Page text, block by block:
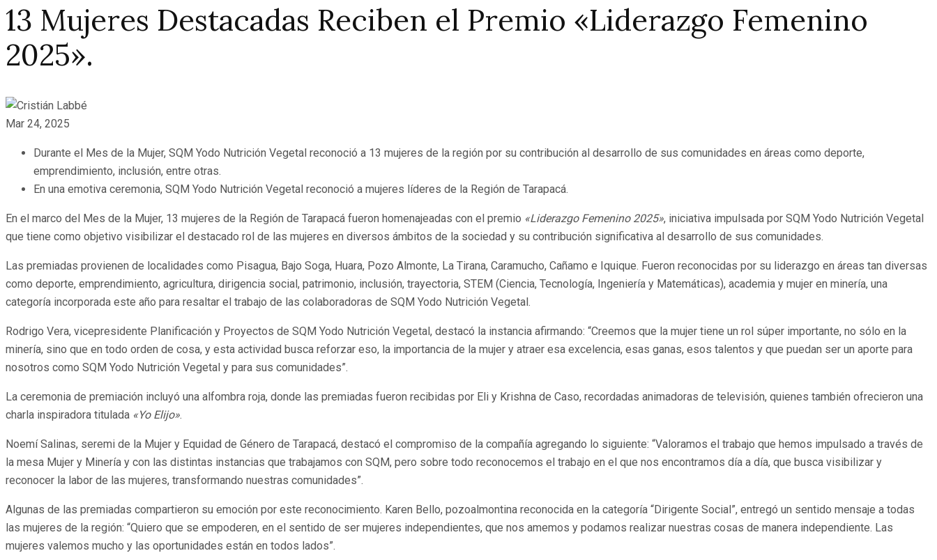
13 Mujeres Destacadas Reciben el Premio «Liderazgo Femenino
2025».
Mar 24, 2025
Durante el Mes de la Mujer, SQM Yodo Nutrición Vegetal reconoció a 13 mujeres de la región por su contribución al desarrollo de sus comunidades en áreas como deporte,
emprendimiento, inclusión, entre otras.
En una emotiva ceremonia, SQM Yodo Nutrición Vegetal reconoció a mujeres líderes de la Región de Tarapacá.
En el marco del Mes de la Mujer, 13 mujeres de la Región de Tarapacá fueron homenajeadas con el premio «Liderazgo Femenino 2025», iniciativa impulsada por SQM Yodo Nutrición Vegetal
que tiene como objetivo visibilizar el destacado rol de las mujeres en diversos ámbitos de la sociedad y su contribución significativa al desarrollo de sus comunidades.
Las premiadas provienen de localidades como Pisagua, Bajo Soga, Huara, Pozo Almonte, La Tirana, Caramucho, Cañamo e Iquique. Fueron reconocidas por su liderazgo en áreas tan diversas
como deporte, emprendimiento, agricultura, dirigencia social, patrimonio, inclusión, trayectoria, STEM (Ciencia, Tecnología, Ingeniería y Matemáticas), academia y mujer en minería, una
categoría incorporada este año para resaltar el trabajo de las colaboradoras de SQM Yodo Nutrición Vegetal.
Rodrigo Vera, vicepresidente Planificación y Proyectos de SQM Yodo Nutrición Vegetal, destacó la instancia afirmando: “Creemos que la mujer tiene un rol súper importante, no sólo en la
minería, sino que en todo orden de cosa, y esta actividad busca reforzar eso, la importancia de la mujer y atraer esa excelencia, esas ganas, esos talentos y que puedan ser un aporte para
nosotros como SQM Yodo Nutrición Vegetal y para sus comunidades”.
La ceremonia de premiación incluyó una alfombra roja, donde las premiadas fueron recibidas por Eli y Krishna de Caso, recordadas animadoras de televisión, quienes también ofrecieron una
charla inspiradora titulada «Yo Elijo».
Noemí Salinas, seremi de la Mujer y Equidad de Género de Tarapacá, destacó el compromiso de la compañía agregando lo siguiente: “Valoramos el trabajo que hemos impulsado a través de
la mesa Mujer y Minería y con las distintas instancias que trabajamos con SQM, pero sobre todo reconocemos el trabajo en el que nos encontramos día a día, que busca visibilizar y
reconocer la labor de las mujeres, transformando nuestras comunidades”.
Algunas de las premiadas compartieron su emoción por este reconocimiento. Karen Bello, pozoalmontina reconocida en la categoría “Dirigente Social”, entregó un sentido mensaje a todas
las mujeres de la región: “Quiero que se empoderen, en el sentido de ser mujeres independientes, que nos amemos y podamos realizar nuestras cosas de manera independiente. Las
mujeres valemos mucho y las oportunidades están en todos lados”.